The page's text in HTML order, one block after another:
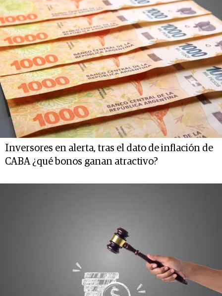
Inversores en alerta, tras el dato de inflación de
CABA ¿qué bonos ganan atractivo?